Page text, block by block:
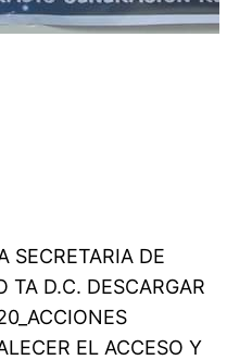
SECRETARIA DE
TA D.C. DESCARGAR
EL ACCESO Y